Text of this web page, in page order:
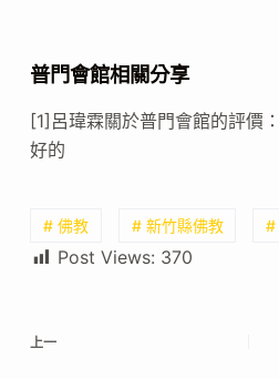
普門會館相關分享
[1]呂瑋霖關於普門會館的評價：
好的
# 佛教 # 新竹縣佛教 #
Post Views: 370
上一